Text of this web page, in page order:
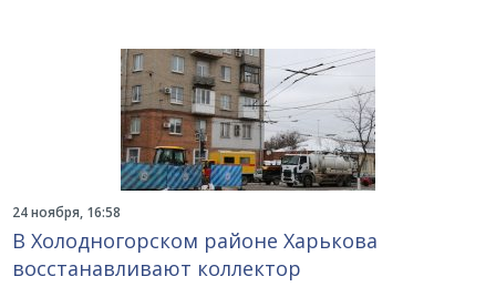
24 ноября, 16:58
В Холодногорском районе Харькова
восстанавливают коллектор